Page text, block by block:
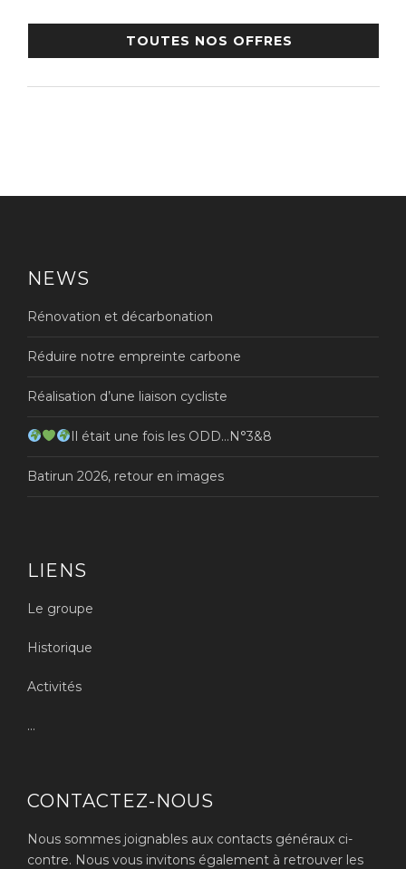
TOUTES NOS OFFRES
NEWS
Rénovation et décarbonation
Réduire notre empreinte carbone
Réalisation d’une liaison cycliste
Il était une fois les ODD…N°3&8
Batirun 2026, retour en images
LIENS
Le groupe
Historique
Activités
...
CONTACTEZ-NOUS
Nous sommes joignables aux contacts généraux ci-
contre. Nous vous invitons également à retrouver les